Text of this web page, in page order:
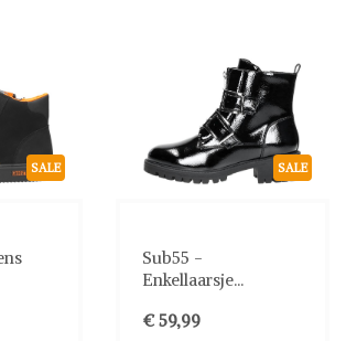
SALE SALE
Sub55 -
Enkellaarsje...
€ 59,99